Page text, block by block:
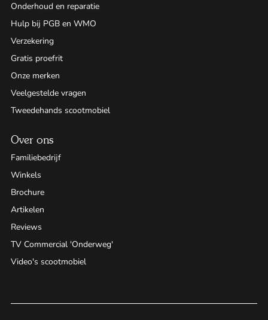
Onderhoud en reparatie
Hulp bij PGB en WMO
Verzekering
Gratis proefrit
Onze merken
Veelgestelde vragen
Tweedehands scootmobiel
Over ons
Familiebedrijf
Winkels
Brochure
Artikelen
Reviews
TV Commercial 'Onderweg'
Video's scootmobiel